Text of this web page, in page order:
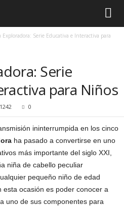
Exploradora: Serie Educativa e Interactiva para
Serie
para Niños
1242 0
ininterrumpida en los cinco
ha pasado a convertirse en uno
más importante del siglo XXI,
niña de cabello peculiar
pequeño niño de edad
esta ocasión es poder conocer a
uno de sus componentes para